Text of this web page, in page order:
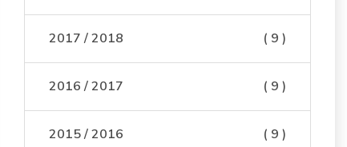
2017 / 2018 ( 9 )
2016 / 2017 ( 9 )
2015 / 2016 ( 9 )